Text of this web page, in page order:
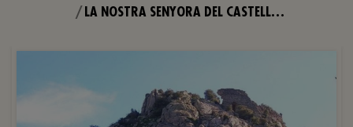
LA NOSTRA SENYORA DEL CASTELL…